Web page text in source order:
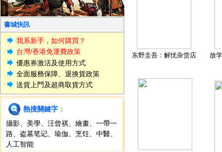
書城快訊
我系新手，如何購買？
台灣/香港免運費政策
優惠券激活及使用方式
全面服務保障、退換貨政策
送貨上門及超商取貨方式
熱搜關鍵字 ：
攝影
美學 汪曾祺 繪畫
一帶一
路
盗墓笔记 瑜伽 烹饪 中醫
人工智能
东野圭吾：解忧杂货店 放